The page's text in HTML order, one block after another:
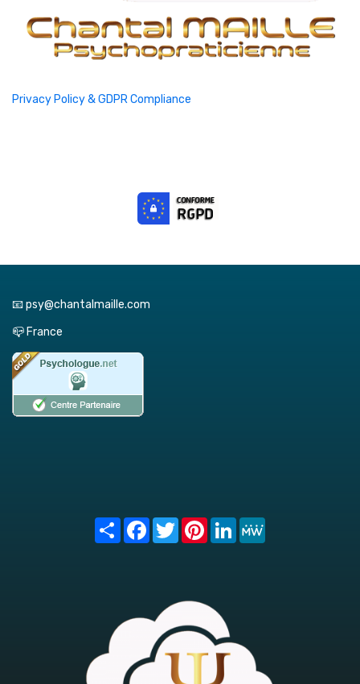
Privacy Policy & GDPR Compliance
📧 psy@chantalmaille.com
📪 France
Share FacebookTwitterPinterest
LinkedIn